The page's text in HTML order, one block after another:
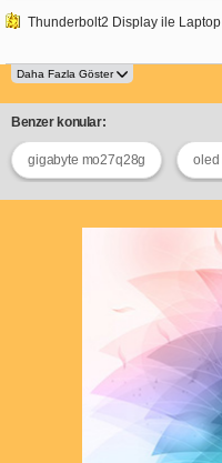
Thunderbolt2 Display ile Laptop
Benzer konular:
gigabyte mo27q28g oled